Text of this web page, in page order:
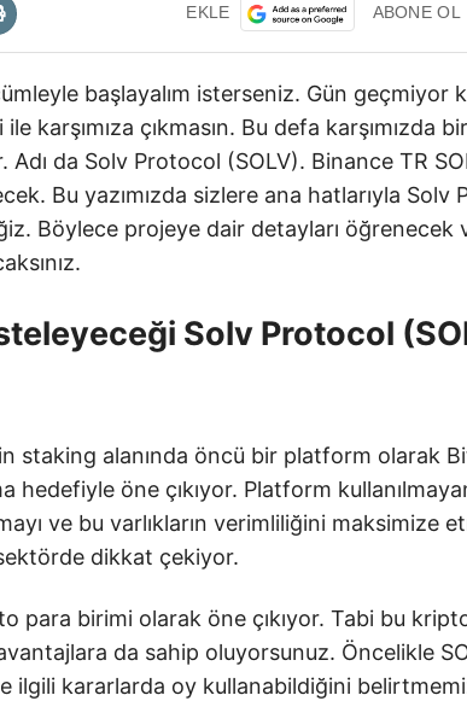
EKLE ABONE OL
başlayalım isterseniz. Gün geçmiyor
karşımıza çıkmasın. Bu defa karşımızda
da Solv Protocol (SOLV). Binance TR
Bu yazımızda sizlere ana hatlarıyla Solv
Böylece projeye dair detayları öğrenecek
Solv Protocol
staking alanında öncü bir platform olarak
hedefiyle öne çıkıyor. Platform
ve bu varlıkların verimliliğini maksimize
dikkat çekiyor.
para birimi olarak öne çıkıyor. Tabi bu
da sahip oluyorsunuz. Öncelikle
ilgili kararlarda oy kullanabildiğini